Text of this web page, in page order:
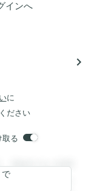
インへ
navigate_next
に
ださい
取る
登録すると回答
を閲覧すること
で